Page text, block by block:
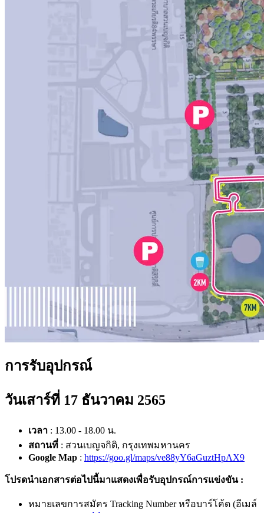
การรับอุปกรณ์
วันเสาร์ที่ 17 ธันวาคม 2565
เวลา : 13.00 - 18.00 น.
สถานที่ : สวนเบญจกิติ, กรุงเทพมหานคร
Google Map : https://goo.gl/maps/ve88yY6aGuztHpAX9
โปรดนำเอกสารต่อไปนี้มาแสดงเพื่อรับอุปกรณ์การแข่งขัน :
หมายเลขการสมัคร Tracking Number หรือบาร์โค้ด (อีเมล์